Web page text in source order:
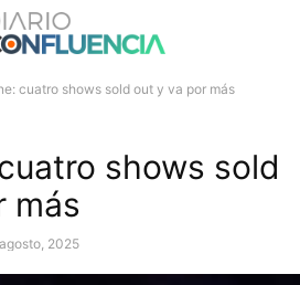
cuatro shows sold out y va por más
shows sold
más
2025